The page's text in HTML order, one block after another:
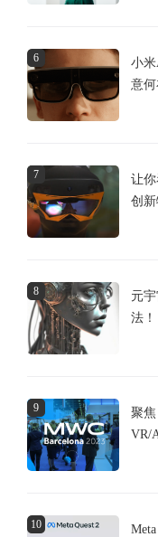
6
小
意何
7
让
创
8
元
法！
9
聚
VR/
10